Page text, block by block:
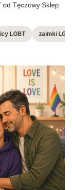
Tęczowy Sklep
LGBT zaimki